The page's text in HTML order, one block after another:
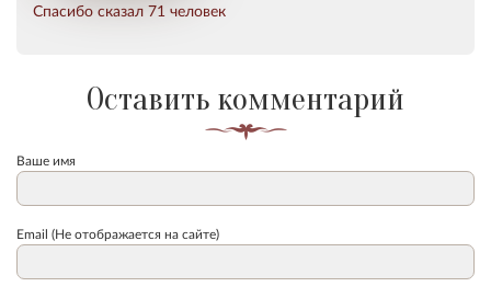
Спасибо сказал 71 человек
Оставить комментарий
Ваше имя
Email (Не отображается на сайте)